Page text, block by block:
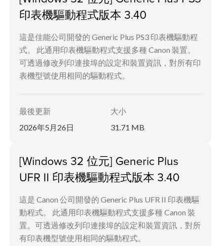
印表機驅動程式版本 3.40
這是佳能公司開發的 Generic Plus PS3 印表機驅動程
式。 此通用印表機驅動程式支援多種 Canon 裝置。
可透過修改列印連接埠的設定和裝置資訊，對所有印
表機型號使用相同的驅動程式。
最後更新
2026年5月26日
大小
31.71 MB
[Windows 32 位元] Generic Plus
UFR II 印表機驅動程式版本 3.40
這是 Canon 公司開發的 Generic Plus UFR II 印表機驅
動程式。 此通用印表機驅動程式支援多種 Canon 裝
置。可透過修改列印連接埠的設定和裝置資訊，對所
有印表機型號使用相同的驅動程式。